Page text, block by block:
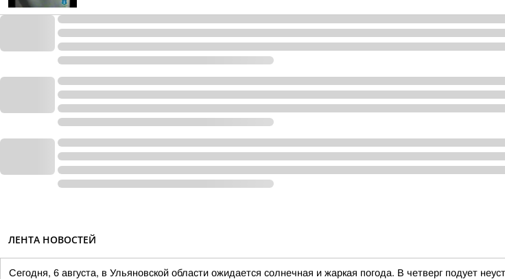
ЛЕНТА НОВОСТЕЙ
Сегодня, 6 августа, в Ульяновской области ожидается солнечная и жаркая погода. В четверг подует